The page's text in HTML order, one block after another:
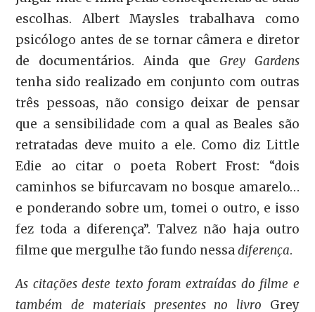
escolhas. Albert Maysles trabalhava como
psicólogo antes de se tornar câmera e diretor
de documentários. Ainda que Grey Gardens
tenha sido realizado em conjunto com outras
três pessoas, não consigo deixar de pensar
que a sensibilidade com a qual as Beales são
retratadas deve muito a ele. Como diz Little
Edie ao citar o poeta Robert Frost: “dois
caminhos se bifurcavam no bosque amarelo…
e ponderando sobre um, tomei o outro, e isso
fez toda a diferença”. Talvez não haja outro
filme que mergulhe tão fundo nessadiferença.
As citações deste texto foram extraídas do filme e
também de materiais presentes no livro Grey